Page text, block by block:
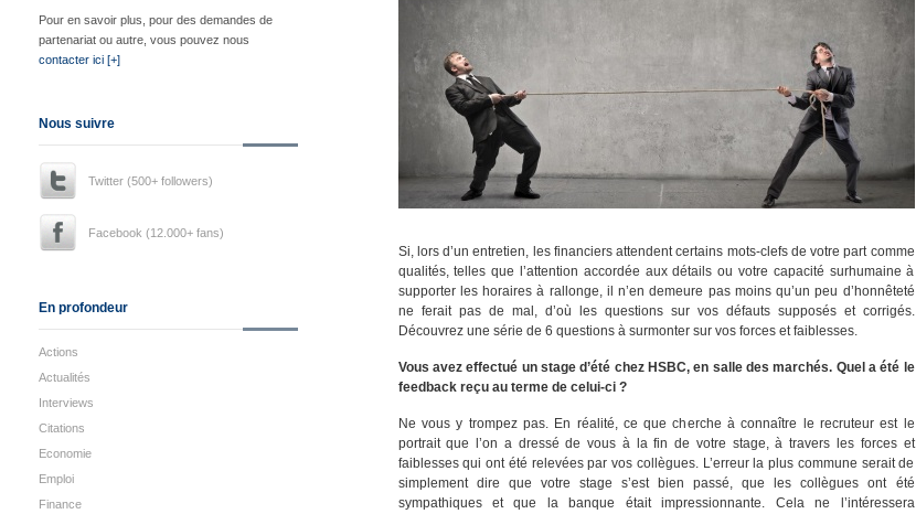
Pour en savoir plus, pour des demandes de
partenariat ou autre, vous pouvez nous
contacter ici [+]
Nous suivre
Twitter (500+ followers)
Facebook (12.000+ fans)
En profondeur
Actions
Actualités
Interviews
Citations
Economie
Emploi
Finance
Si, lors d’un entretien, les financiers attendent certains mots-clefs de votre part comme
qualités, telles que l’attention accordée aux détails ou votre capacité surhumaine à
supporter les horaires à rallonge, il n’en demeure pas moins qu’un peu d’honnêteté
ne ferait pas de mal, d’où les questions sur vos défauts supposés et corrigés.
Découvrez une série de 6 questions à surmonter sur vos forces et faiblesses.
Vous avez effectué un stage d’été chez HSBC, en salle des marchés. Quel a été le
feedback reçu au terme de celui-ci ?
Ne vous y trompez pas. En réalité, ce que cherche à connaître le recruteur est le
portrait que l’on a dressé de vous à la fin de votre stage, à travers les forces et
faiblesses qui ont été relevées par vos collègues. L’erreur la plus commune serait de
simplement dire que votre stage s’est bien passé, que les collègues ont été
sympathiques et que la banque était impressionnante. Cela ne l’intéressera